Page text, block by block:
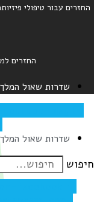
עבור טיפולי
החזרים
שדרות שאול המלך 39 תל אביב
שדרות שאול המלך 39 תל אביב